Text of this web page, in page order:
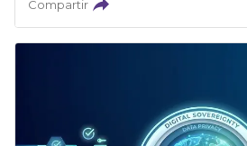
Compartir